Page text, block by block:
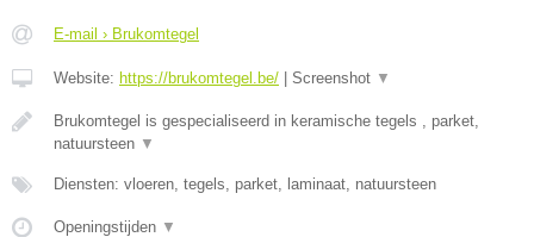
E-mail › Brukomtegel
Website: https://brukomtegel.be/ Screenshot ▼
Brukomtegel is gespecialiseerd in keramische tegels , parket,
natuursteen ▼
Diensten: vloeren, tegels, parket, laminaat, natuursteen
Openingstijden ▼